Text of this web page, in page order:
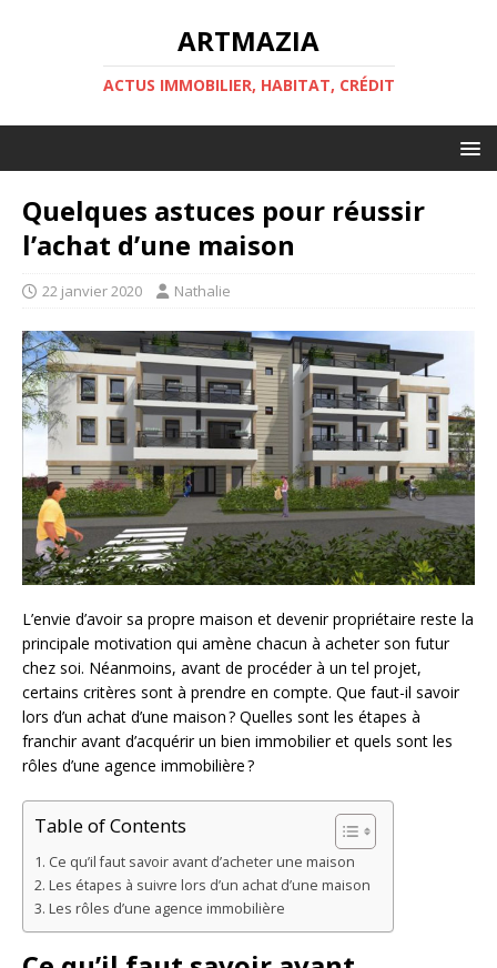
ARTMAZIA
ACTUS IMMOBILIER, HABITAT, CRÉDIT
Quelques astuces pour réussir
l’achat d’une maison
22 janvier 2020 Nathalie
L’envie d’avoir sa propre maison et devenir propriétaire reste la
principale motivation qui amène chacun à acheter son futur
chez soi. Néanmoins, avant de procéder à un tel projet,
certains critères sont à prendre en compte. Que faut-il savoir
lors d’un achat d’une maison ? Quelles sont les étapes à
franchir avant d’acquérir un bien immobilier et quels sont les
rôles d’une agence immobilière ?
Table of Contents
Ce qu’il faut savoir avant d’acheter une maison
Les étapes à suivre lors d’un achat d’une maison
Les rôles d’une agence immobilière